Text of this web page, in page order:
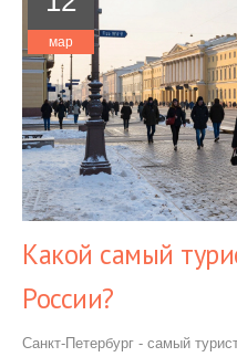
мар
Какой самый
России?
Санкт-Петербург - самый